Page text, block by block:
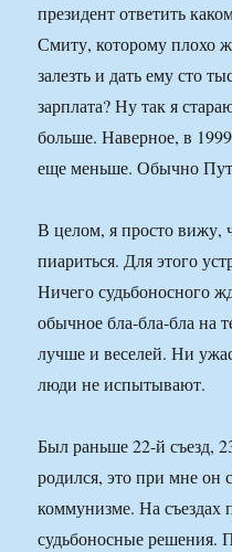
президент ответить
Смиту, которому плохо
залезть и дать ему сто
зарплата? Ну так я
больше. Наверное, в
еще меньше. Обычно
В целом, я просто вижу,
пиариться. Для этого
Ничего судьбоносного
обычное бла-бла-бла на
лучше и веселей. Ни
люди не испытывают.
Был раньше 22-й съезд,
родился, это при мне он
коммунизме. На съездах
судьбоносные решения.